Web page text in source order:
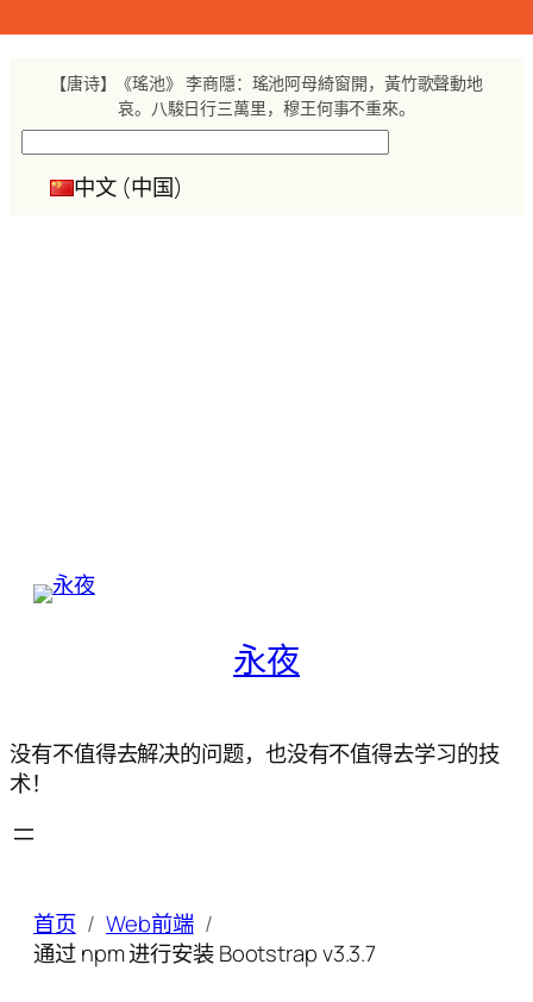
【唐诗】《瑤池》 李商隱：瑤池阿母綺窗開，黃竹歌聲動地
哀。八駿日行三萬里，穆王何事不重來。
中文 (中国)
永夜
没有不值得去解决的问题，也没有不值得去学习的技
术！
首页
Web前端
通过 npm 进行安装 Bootstrap v3.3.7